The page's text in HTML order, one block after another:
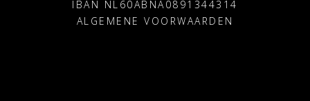
IBAN NL60ABNA0891344314
ALGEMENE VOORWAARDEN